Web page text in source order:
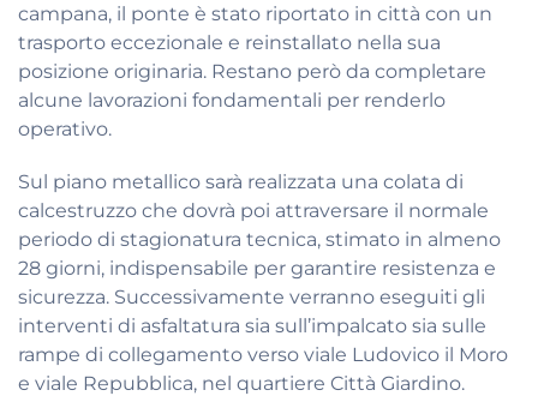
campana, il ponte è stato riportato in città con un
trasporto eccezionale e reinstallato nella sua
posizione originaria. Restano però da completare
alcune lavorazioni fondamentali per renderlo
operativo.
Sul piano metallico sarà realizzata una colata di
calcestruzzo che dovrà poi attraversare il normale
periodo di stagionatura tecnica, stimato in almeno
28 giorni, indispensabile per garantire resistenza e
sicurezza. Successivamente verranno eseguiti gli
interventi di asfaltatura sia sull’impalcato sia sulle
rampe di collegamento verso viale Ludovico il Moro
e viale Repubblica, nel quartiere Città Giardino.